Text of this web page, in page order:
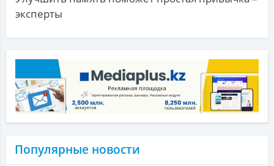
эксперты
Популярные новости